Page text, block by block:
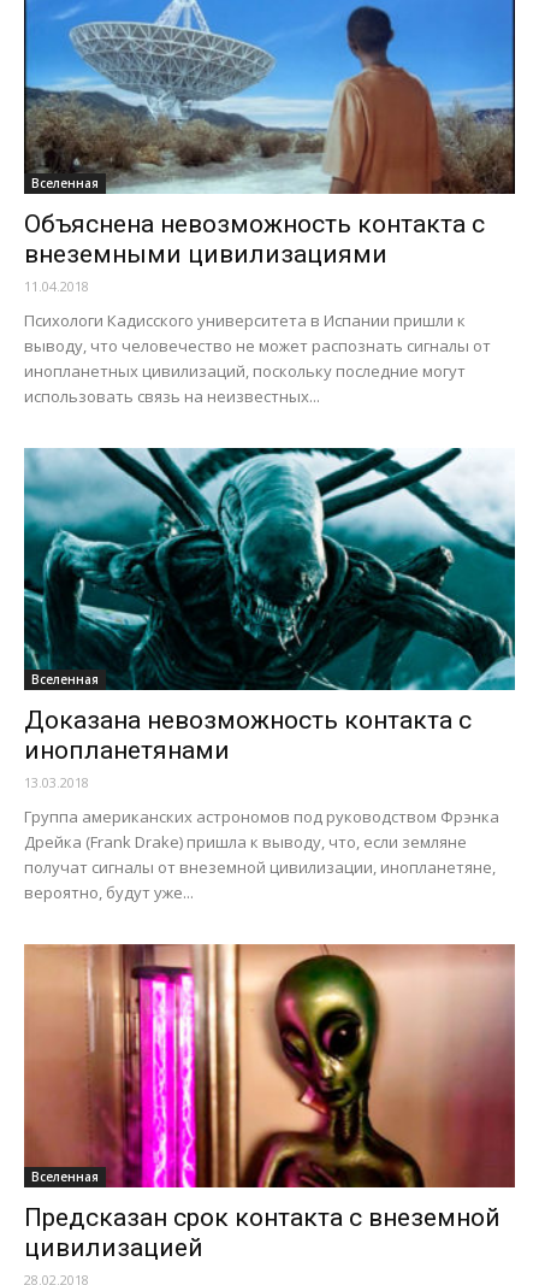
Вселенная
Объяснена невозможность контакта с
внеземными цивилизациями
11.04.2018
Психологи Кадисского университета в Испании пришли к
выводу, что человечество не может распознать сигналы от
инопланетных цивилизаций, поскольку последние могут
использовать связь на неизвестных...
Вселенная
Доказана невозможность контакта с
инопланетянами
13.03.2018
Группа американских астрономов под руководством Фрэнка
Дрейка (Frank Drake) пришла к выводу, что, если земляне
получат сигналы от внеземной цивилизации, инопланетяне,
вероятно, будут уже...
Вселенная
Предсказан срок контакта с внеземной
цивилизацией
28.02.2018